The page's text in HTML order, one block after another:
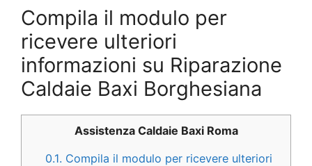
Compila il modulo per
ricevere ulteriori
informazioni su Riparazione
Caldaie Baxi Borghesiana
Assistenza Caldaie Baxi Roma
0.1. Compila il modulo per ricevere ulteriori